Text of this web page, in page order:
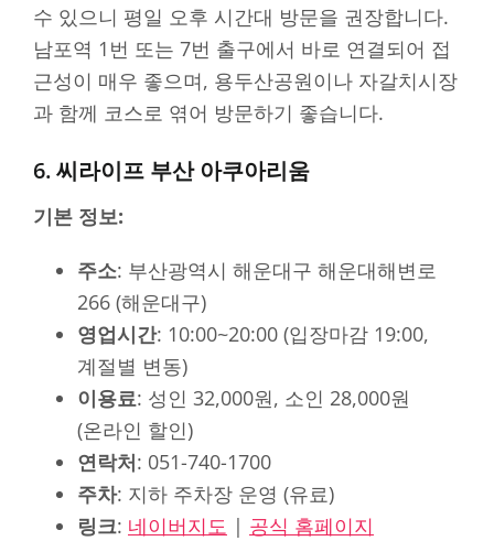
수 있으니 평일 오후 시간대 방문을 권장합니다.
남포역 1번 또는 7번 출구에서 바로 연결되어 접
근성이 매우 좋으며, 용두산공원이나 자갈치시장
과 함께 코스로 엮어 방문하기 좋습니다.
6. 씨라이프 부산 아쿠아리움
기본 정보:
주소: 부산광역시 해운대구 해운대해변로
266 (해운대구)
영업시간: 10:00~20:00 (입장마감 19:00,
계절별 변동)
이용료: 성인 32,000원, 소인 28,000원
(온라인 할인)
연락처: 051-740-1700
주차: 지하 주차장 운영 (유료)
링크: 네이버지도 | 공식 홈페이지